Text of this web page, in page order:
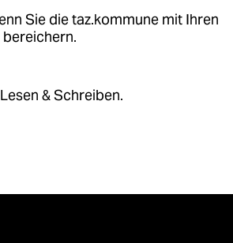
Sie die taz.kommune mit Ihren
bereichern.
& Schreiben.